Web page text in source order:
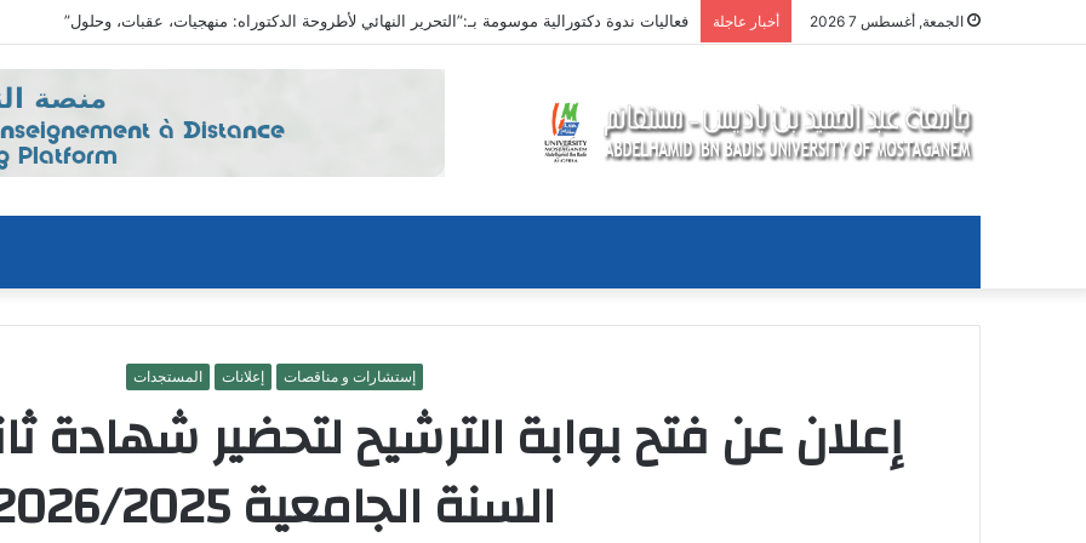
الجمعة, أغسطس 7 2026 أخبار عاجلة اعلان
إستشارات و مناقصات إعلانات المستجدات
إعلان عن فتح بوابة الترشيح لتحضير شهادة
السنة الجامعية 2026/2025